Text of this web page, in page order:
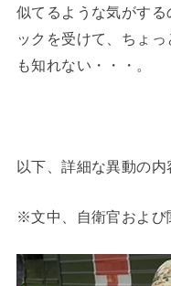
似てるような気がす
ックを受けて、ちょ
も知れない・・・。
以下、詳細な異動の内
※文中、自衛官および